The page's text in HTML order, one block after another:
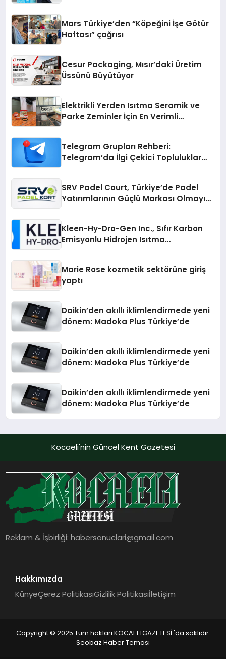
Mars Türkiye’den “Köpeğini İşe Götür
Haftası” çağrısı
Cesur Packaging, Mısır’daki Üretim
Üssünü Büyütüyor
Elektrikli Yerden Isıtma Seramik ve
Parke Zeminler İçin En Verimli
Telegram Grupları Rehberi:
Telegram’da İlgi Çekici Topluluklar
SRV Padel Court, Türkiye’de Padel
Yatırımlarının Güçlü Markası Olmayı
Kleen-Hy-Dro-Gen Inc., Sıfır Karbon
Emisyonlu Hidrojen Isıtma
Marie Rose kozmetik sektörüne giriş
yaptı
Daikin’den akıllı iklimlendirmede yeni
dönem: Madoka Plus Türkiye’de
Daikin’den akıllı iklimlendirmede yeni
dönem: Madoka Plus Türkiye’de
Daikin’den akıllı iklimlendirmede yeni
dönem: Madoka Plus Türkiye’de
Kocaeli'nin Güncel Kent Gazetesi
Reklam & İşbirliği:habersonuclari@gmail.com
Hakkımızda
KünyeÇerez PolitikasıGizlilik Politikasıİletişim
Copyright © 2025 Tüm hakları KOCAELİ GAZETESİ 'da saklıdır.
Seobaz Haber Teması